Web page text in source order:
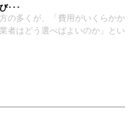
･･･
の多くが、「費用がいくらかか
者はどう選べばよいのか」とい